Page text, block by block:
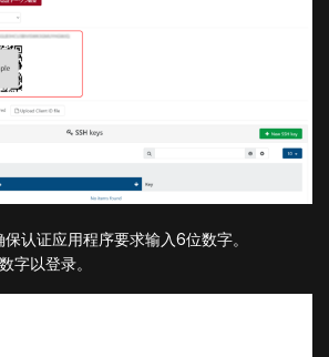
认证应用程序要求输入6位数字。
字以登录。